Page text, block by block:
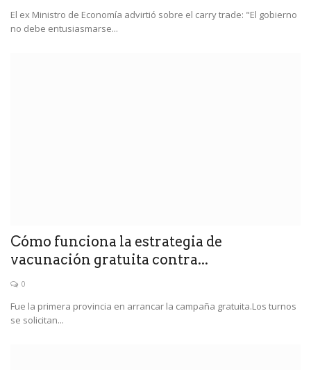
El ex Ministro de Economía advirtió sobre el carry trade: "El gobierno
no debe entusiasmarse...
Cómo funciona la estrategia de
vacunación gratuita contra...
0
Fue la primera provincia en arrancar la campaña gratuita.Los turnos
se solicitan...